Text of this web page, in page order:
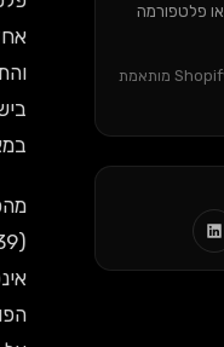
WooCommerce או פלטפורמה
רוצה להקים חנות Shopify מותאמת